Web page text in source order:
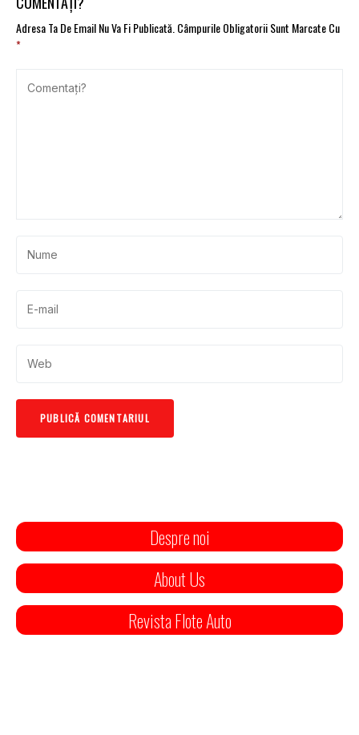
decât termenul
contractual
Adresa Ta De Email Nu Va Fi Publicată.Câmpurile Obligatorii Sunt Marcate Cu
*
Despre noi
About Us
Revista Flote Auto